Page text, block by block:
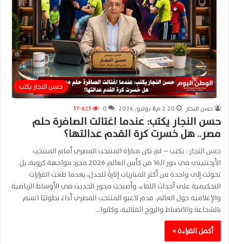
حسن النجار يكتب
حسن النجار 2:20 م8 يوليو، 2026 0 17٬625
حسن النجار يكتب: عندما اغتالت الصافرة حلم
مصر.. هل خسرت كرة القدم عدالتها؟
حسن النجار : يكتب – لم تكن مباراة المنتخب المصري أمام المنتخب
الأرجنتيني في دور الـ16 من كأس العالم 2026 مجرد مواجهة كروية، بل
تحولت إلى واحدة من أكثر المباريات إثارةً للجدل، بعدما طغت القرارات
التحكيمية على أحداث اللقاء، وأصبحت محور الحديث في الأوساط الرياضية
والإعلامية حول العالم. قدم لاعبو المنتخب المصري أداءً بطوليًا اتسم
بالشجاعة والانضباط والروح القتالية، وكانوا…
أكمل القراءة »